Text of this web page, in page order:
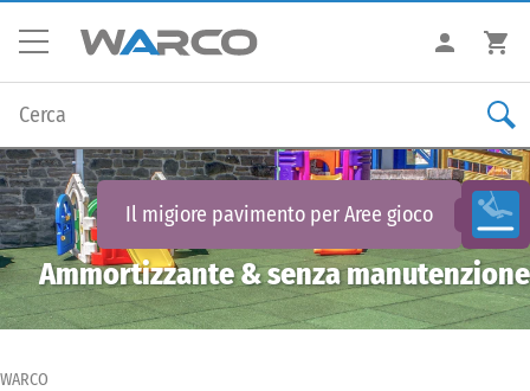
Il migiore pavimento perAree gioco
Ammortizzante & senza manutenzione
WARCO